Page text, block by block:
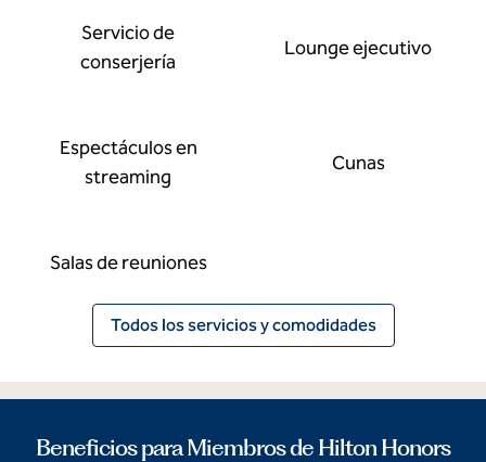
Servicio de
conserjería
Lounge ejecutivo
Espectáculos en
streaming
Cunas
Salas de reuniones
Todos los servicios y comodidades
Beneficios para Miembros de Hilton Honors